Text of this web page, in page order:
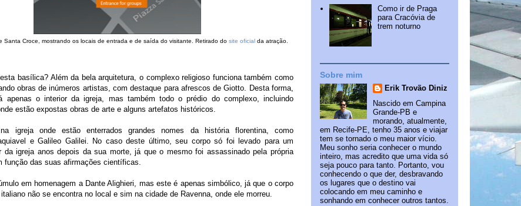
Santa Croce, mostrando os locais de entrada e de saída do visitante. Retirado do site oficial da atração.
basílica? Além da bela arquitetura, o complexo religioso funciona também como
obras de inúmeros artistas, com destaque para afrescos de Giotto. Desta forma,
apenas o interior da igreja, mas também todo o prédio do complexo, incluindo
estão expostas obras de arte e alguns artefatos históricos.
igreja onde estão enterrados grandes nomes da história florentina, como
e Galileo Galilei. No caso deste último, seu corpo só foi levado para um
da igreja anos depois da sua morte, já que o mesmo foi assassinado pela própria
função das suas afirmações científicas.
em homenagem a Dante Alighieri, mas este é apenas simbólico, já que o corpo
não se encontra no local e sim na cidade de Ravenna, onde ele morreu.
Como ir de Praga
para Cracóvia de
trem noturno
Sobre mim
Erik Trovão Diniz
Nascido em Campina
Grande-PB e
morando, atualmente,
em Recife-PE, tenho 35 anos e viajar
tem se tornado o meu maior vício.
Meu sonho seria conhecer o mundo
inteiro, mas acredito que uma vida só
seja pouco para tanto. Portanto, vou
conhecendo o que der, desbravando
os lugares que o destino vai
colocando em meu caminho e
sonhando em conhecer outros tantos.